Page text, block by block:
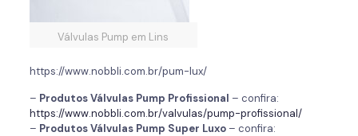
Válvulas Pump em Lins
https://www.nobbli.com.br/pum-lux/
– Produtos Válvulas Pump Profissional – confira:
https://www.nobbli.com.br/valvulas/pump-profissional/
– Produtos Válvulas Pump Super Luxo– confira: